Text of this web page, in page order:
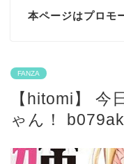
本ページはプロモ
FANZA
【hitomi】 今
ゃん！